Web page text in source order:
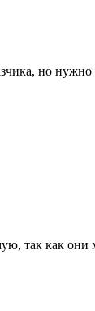
но
так как они